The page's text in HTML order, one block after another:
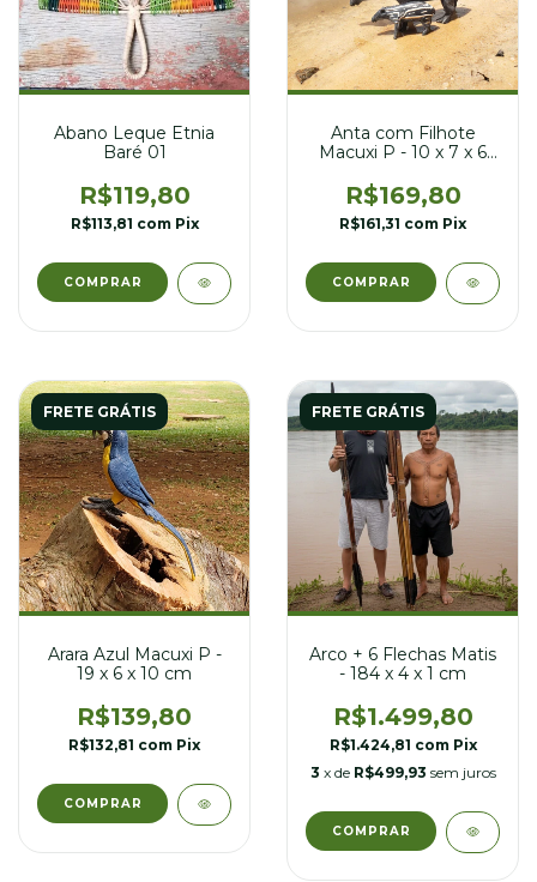
Abano Leque Etnia
Baré 01
R$119,80
R$113,81 com Pix
Anta com Filhote
Macuxi P - 10 x 7 x 6
R$169,80
R$161,31 com Pix
FRETE GRÁTIS
Arara Azul Macuxi P -
19 x 6 x 10 cm
R$139,80
R$132,81 com Pix
FRETE GRÁTIS
Arco + 6 Flechas Matis
- 184 x 4 x 1 cm
R$1.499,80
R$1.424,81 com Pix
3 x de R$499,93 sem juros